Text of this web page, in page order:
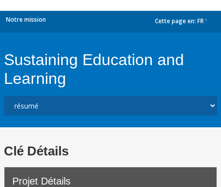
Notre mission Cette page en: FR
Sustaining Education and
Learning
Clé Détails
Projet Détails